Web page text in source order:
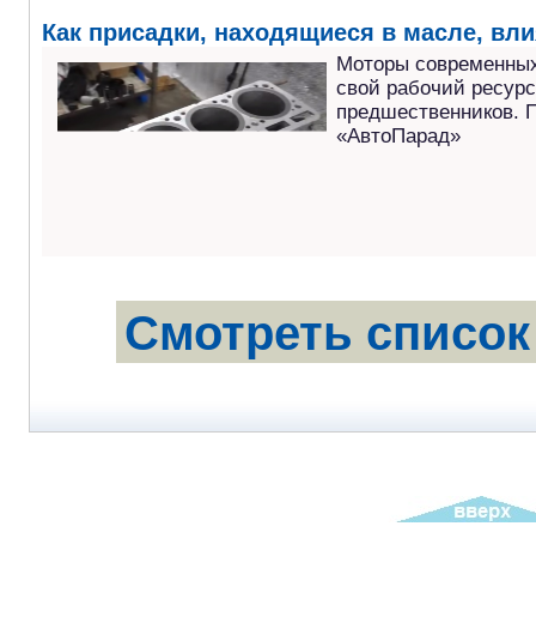
Как присадки, находящиеся в масле,
Моторы
свой рабочий
предшественников.
«АвтоПарад»
Смотреть